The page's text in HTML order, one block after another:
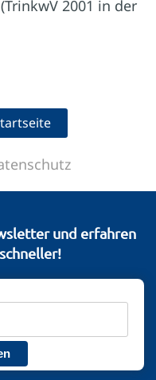
2001 in der
und erfahren